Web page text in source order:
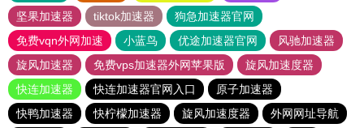
坚果加速器
tiktok加速器
狗急加速器官网
免费vqn外网加速
小蓝鸟 优途加速器官网
风驰加速器
旋风加速器
免费vps加速器外网苹果版
旋风加速度器
快连加速器
快连加速器官网入口
原子加速器
快鸭加速器
快柠檬加速器 旋风加速度器 外网网址导航